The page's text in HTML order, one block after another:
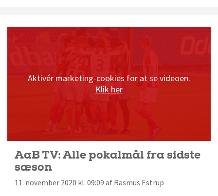
Aktivér marketing-cookies for at se videoen.
Klik her
AaB TV: Alle pokalmål fra sidste
sæson
11. november 2020 kl. 09:09 af Rasmus Estrup